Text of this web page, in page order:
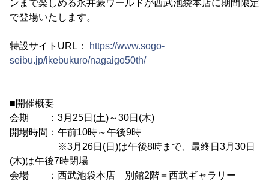
ンまで楽しめる永井豪ワールドが西武池袋本店に期間限定
で登場いたします。
特設サイトURL：
https://www.sogo-
seibu.jp/ikebukuro/nagaigo50th/
■開催概要
会期 ：3月25日(土)～30日(木)
開場時間：午前10時～午後9時
※3月26日(日)は午後8時まで、最終日3月30日
(木)は午後7時閉場
会場 ：西武池袋本店 別館2階＝西武ギャラリー